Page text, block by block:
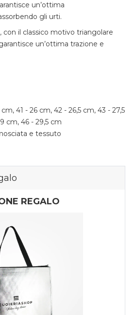
un’ottima
gli urti.
con il classico motivo triangolare
un’ottima trazione e
41 - 26 cm, 42 - 26,5 cm, 43 - 27,5
cm, 46 - 29,5 cm
e tessuto
REGALO